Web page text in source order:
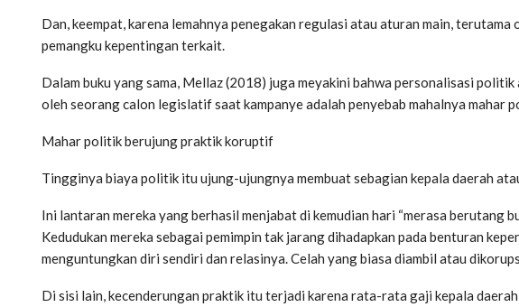
Dan, keempat, karena lemahnya penegakan regulasi atau aturan main,
pemangku kepentingan terkait.
Dalam buku yang sama, Mellaz (2018) juga meyakini bahwa personalisasi
oleh seorang calon legislatif saat kampanye adalah penyebab mahalnya mahar
Mahar politik berujung praktik koruptif
Tingginya biaya politik itu ujung-ujungnya membuat sebagian kepala daerah
Ini lantaran mereka yang berhasil menjabat di kemudian hari “merasa berutang
Kedudukan mereka sebagai pemimpin tak jarang dihadapkan pada benturan
menguntungkan diri sendiri dan relasinya. Celah yang biasa diambil atau
Di sisi lain, kecenderungan praktik itu terjadi karena rata-rata gaji kepala